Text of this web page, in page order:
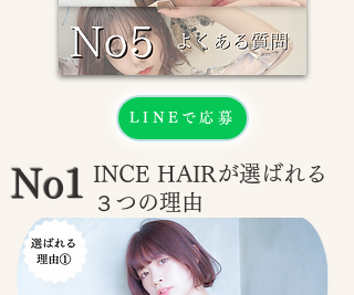
LINEで応募
No1 INCE HAIRが選ばれる
３つの理由